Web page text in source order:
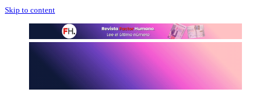
Skip to content